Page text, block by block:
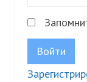
Войти